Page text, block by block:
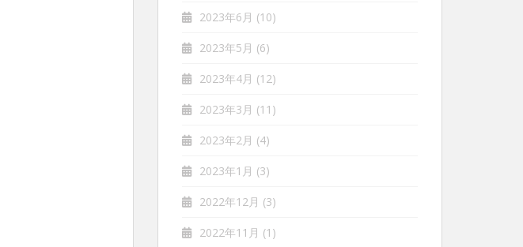
2023年6月 (10)
2023年5月 (6)
2023年4月 (12)
2023年3月 (11)
2023年2月 (4)
2023年1月 (3)
2022年12月 (3)
2022年11月 (1)